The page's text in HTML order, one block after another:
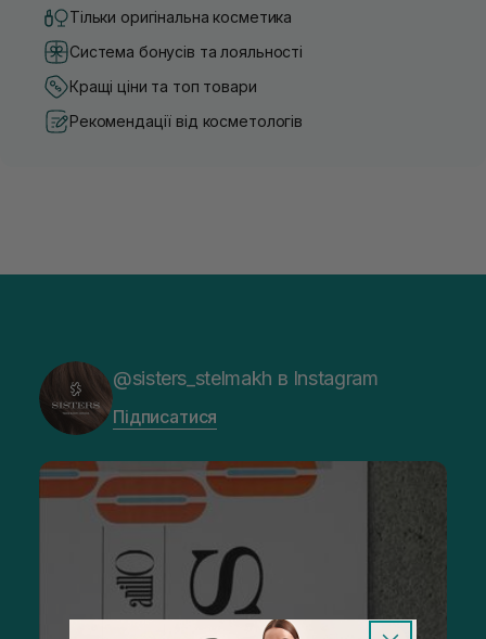
Тільки оригінальна косметика
Система бонусів та лояльності
Кращі ціни та топ товари
Рекомендації від косметологів
@sisters_stelmakh в Instagram
Підписатися